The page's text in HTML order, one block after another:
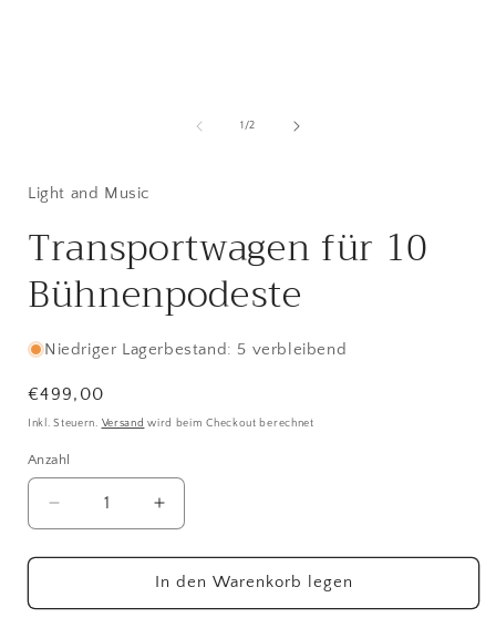
1/von
2
Light and Music
Transportwagen für 10
Bühnenpodeste
Niedriger Lagerbestand: 5 verbleibend
Normaler
Preis
€499,00
Inkl. Steuern. Versand wird beim Checkout berechnet
Anzahl
Anzahl
Verringere
die
Menge
Transportwagen
Erhöhe
die
Menge
für
Transportwagen
In den Warenkorb legen